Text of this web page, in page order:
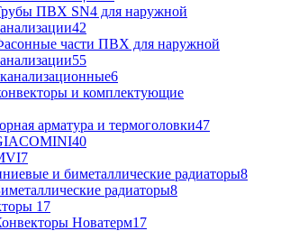
ПВХ SN4 для наружной
42
части ПВХ для наружной
55
6
и комплектующие
арматура и термоголовки47
40
7
и биметаллические радиаторы8
радиаторы8
17
Новатерм17